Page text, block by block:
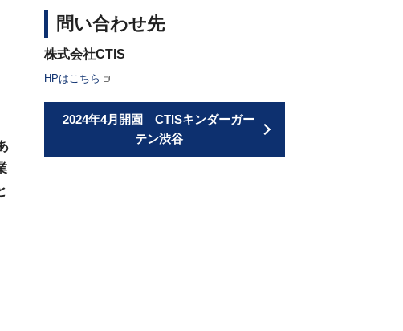
問い合わせ先
株式会社CTIS
HPはこちら
2024年4月開園 CTISキンダーガー
テン渋谷